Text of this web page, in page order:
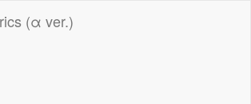
(α ver.)